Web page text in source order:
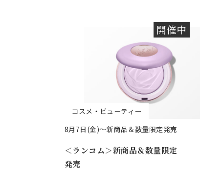
開催中
コスメ・ビューティー
8月7日(金)～新商品＆数量限定発売
＜ランコム＞新商品＆数量限定
発売